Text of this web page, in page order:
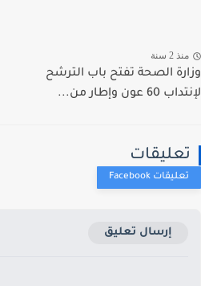
2 سنة
الصحة تفتح باب الترشح
عون وإطار من...
إرسال تعليق